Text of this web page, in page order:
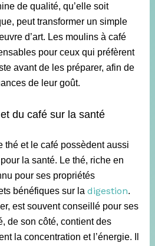
de qualité, qu’elle soit
peut transformer un simple
d’art. Les moulins à café
pour ceux qui préfèrent
avant de les préparer, afin de
de leur goût.
du café sur la santé
thé et le café possèdentaussi
la santé. Le thé, riche en
pour ses propriétés
bénéfiques sur la digestion.
est souvent conseillé pour ses
de son côté, contient des
la concentration et l’énergie. Il